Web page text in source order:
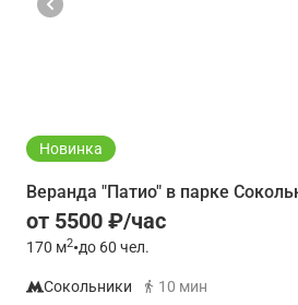
Новинка
Веранда "Патио" в парке
от 5500 ₽/час
170 м2•до 60 чел.
Сокольники
10 мин